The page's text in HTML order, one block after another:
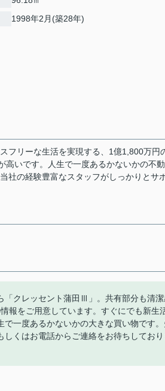
1998年2月(築28年)
フリーな生活を実現する、1億1,800万円
高いです。人生で一度あるかないかの不
社の経験豊富なスタッフがしっかりとサ
「クレッセント蒲田Ⅲ」。共有部分も清
報をご用意しています。すぐにでも新生
一度あるかないかの大きな買い物です。
くはお電話からご連絡をお待ちしており